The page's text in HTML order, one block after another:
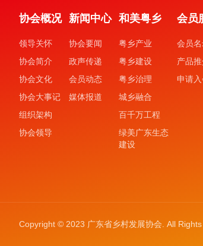
协会概况
领导关怀
协会简介
协会文化
协会大事记
组织架构
协会领导
新闻中心
协会要闻
政声传递
会员动态
媒体报道
和美粤乡
粤乡产业
粤乡建设
粤乡治理
城乡融合
百千万工程
绿美广东生态
建设
会员
会员
产品
申请入
Copyright © 2023 广东省乡村发展协会. All Rights